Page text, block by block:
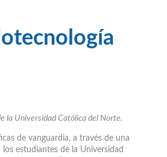
la Universidad Católica del Norte.
de vanguardia, a través de una
estudiantes de la Universidad